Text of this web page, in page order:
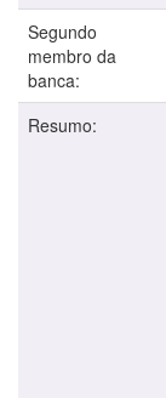
Segundo
membro da
banca:
Resumo: